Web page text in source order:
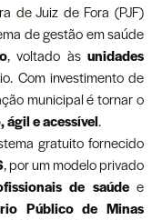
de Juiz de Fora (PJF)
de gestão em saúde
, voltado àsunidades
Com investimento de
municipal é tornar o
e acessível.
gratuito fornecido
, por um modelo privado
de saúdee
Público de Minas